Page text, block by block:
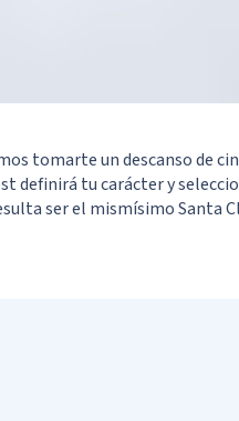
tomarte un descanso de
definirá tu carácter y
ser el mismísimo Santa